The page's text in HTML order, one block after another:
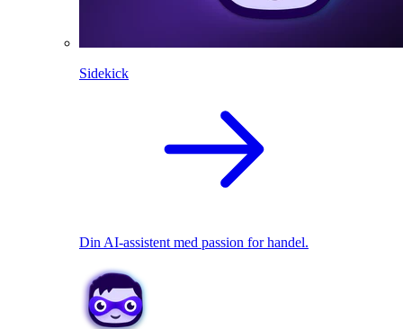
Sidekick
Din AI-assistent med passion for handel.